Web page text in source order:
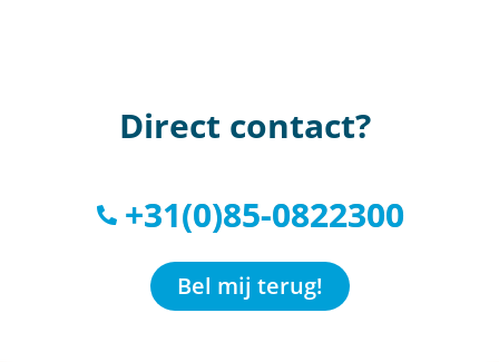
Direct contact?
+31(0)85-0822300
Bel mij terug!